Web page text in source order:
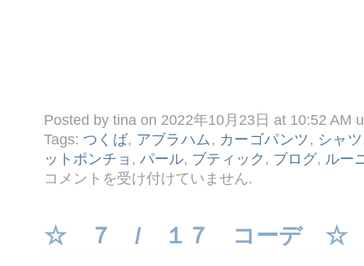
Posted by tina on 2022年10月23日 at 10:52 AM
Tags: つくば, アブラハム , カーゴパンツ , シャツ
ットポンチョ , パール, ブティック , ブログ, ルー
☆
１
３
コ
ー
コメントを受け付けていません.
☆ ７ / １７ コーデ ☆